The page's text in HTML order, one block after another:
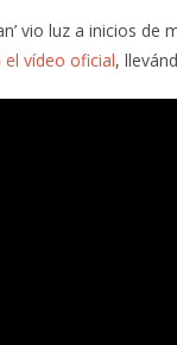
vio luz a inicios
el vídeo oficial,